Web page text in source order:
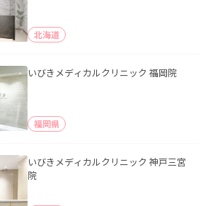
北海道
いびきメディカルクリニック 福岡院
福岡県
いびきメディカルクリニック 神戸三宮
院